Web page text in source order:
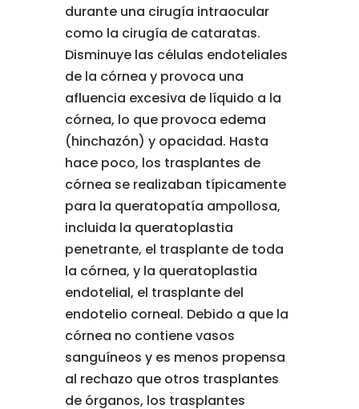
durante una cirugía intraocular
como la cirugía de cataratas.
Disminuye las células endoteliales
de la córnea y provoca una
afluencia excesiva de líquido a la
córnea, lo que provoca edema
(hinchazón) y opacidad. Hasta
hace poco, los trasplantes de
córnea se realizaban típicamente
para la queratopatía ampollosa,
incluida la queratoplastia
penetrante, el trasplante de toda
la córnea, y la queratoplastia
endotelial, el trasplante del
endotelio corneal. Debido a que la
córnea no contiene vasos
sanguíneos y es menos propensa
al rechazo que otros trasplantes
de órganos, los trasplantes